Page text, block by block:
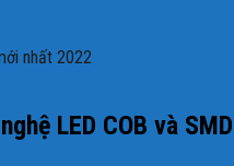
nhất 2022
LED COB và SMD